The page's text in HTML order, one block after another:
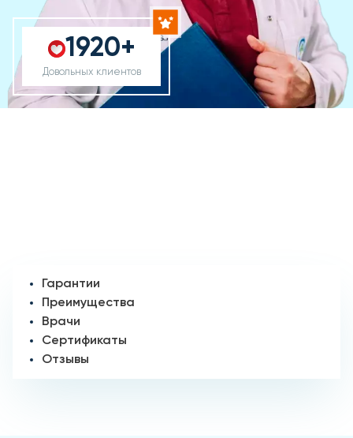
1920+
Довольных клиентов
Гарантии
Преимущества
Врачи
Сертификаты
Отзывы